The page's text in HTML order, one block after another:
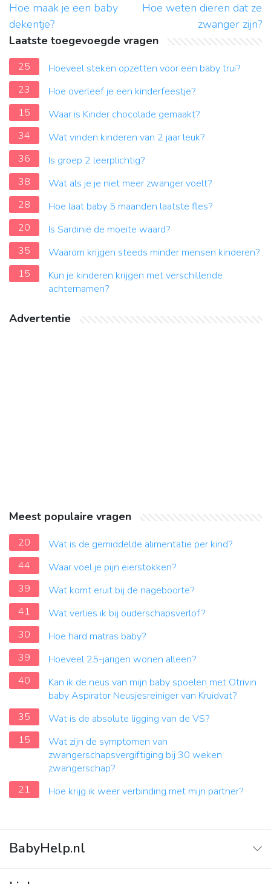
Hoe maak je een baby
dekentje?
Hoe weten dieren dat ze
zwanger zijn?
Laatste toegevoegde vragen
25
Hoeveel steken opzetten voor een baby trui?
23
Hoe overleef je een kinderfeestje?
15
Waar is Kinder chocolade gemaakt?
34
Wat vinden kinderen van 2 jaar leuk?
36
Is groep 2 leerplichtig?
38
Wat als je je niet meer zwanger voelt?
28
Hoe laat baby 5 maanden laatste fles?
20
Is Sardinië de moeite waard?
35
Waarom krijgen steeds minder mensen kinderen?
15
Kun je kinderen krijgen met verschillende
achternamen?
Advertentie
Meest populaire vragen
20
Wat is de gemiddelde alimentatie per kind?
44
Waar voel je pijn eierstokken?
39
Wat komt eruit bij de nageboorte?
41
Wat verlies ik bij ouderschapsverlof?
30
Hoe hard matras baby?
39
Hoeveel 25-jarigen wonen alleen?
40
Kan ik de neus van mijn baby spoelen met Otrivin
baby Aspirator Neusjesreiniger van Kruidvat?
35
Wat is de absolute ligging van de VS?
15
Wat zijn de symptomen van
zwangerschapsvergiftiging bij 30 weken
zwangerschap?
21
Hoe krijg ik weer verbinding met mijn partner?
BabyHelp.nl